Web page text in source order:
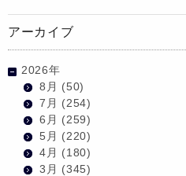
アーカイブ
2026年
8月 (50)
7月 (254)
6月 (259)
5月 (220)
4月 (180)
3月 (345)